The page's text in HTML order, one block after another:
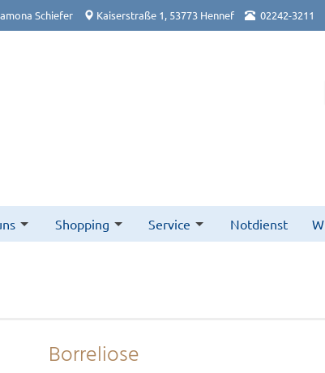
Schiefer Kaiserstraße 1, 53773 Hennef 02242-3211
Shopping Service Notdienst
Borreliose